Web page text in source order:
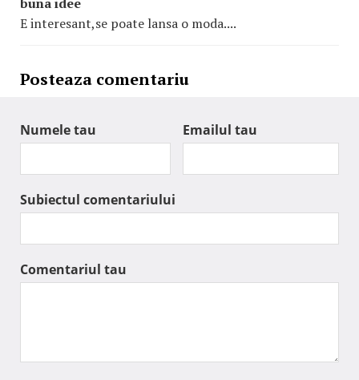
E interesant,se poate lansa o moda....
Posteaza comentariu
Numele tau Emailul tau
Subiectul comentariului
Comentariul tau